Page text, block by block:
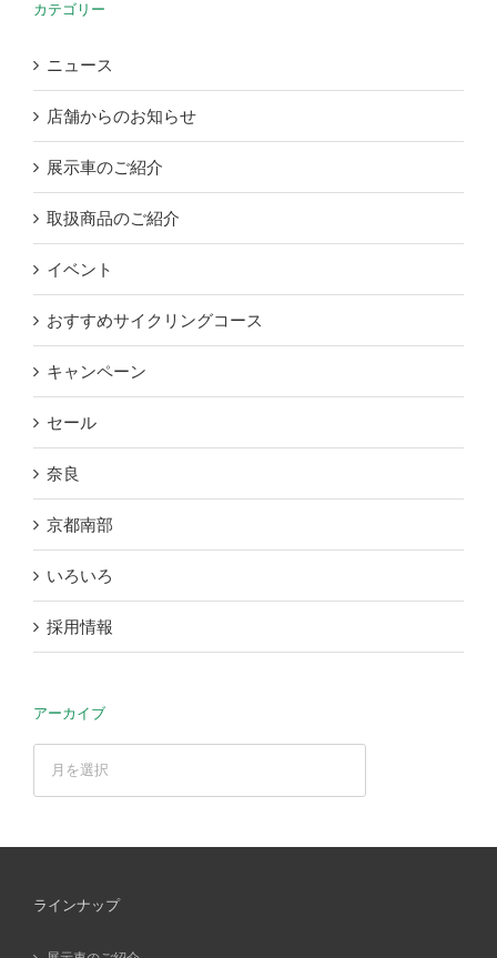
カテゴリー
ニュース
店舗からのお知らせ
展示車のご紹介
取扱商品のご紹介
イベント
おすすめサイクリングコース
キャンペーン
セール
奈良
京都南部
いろいろ
採用情報
アーカイブ
ラインナップ